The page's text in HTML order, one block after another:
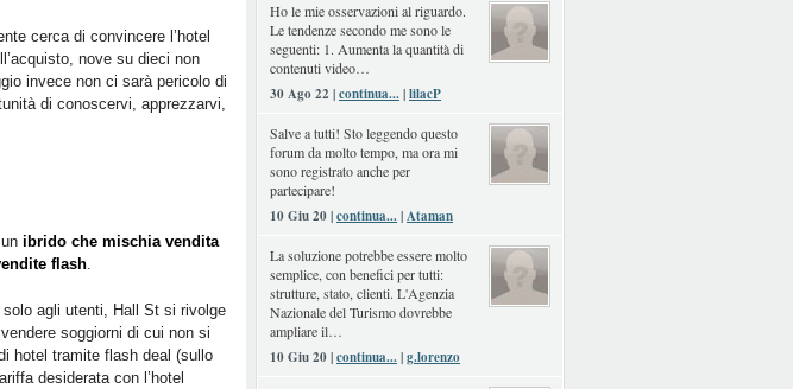
cerca di convincere l’hotel
nove su dieci non
invece non ci sarà pericolo di
di conoscervi, apprezzarvi,
ibrido che mischia vendita
flash.
agli utenti, Hall St si rivolge
soggiorni di cui non si
hotel tramite flash deal (sullo
desiderata con l’hotel
Ho le mie osservazioni al riguardo.
Le tendenze secondo me sono le
seguenti: 1. Aumenta la quantità di
contenuti video…
30 Ago 22 |continua...|lilacP
Salve a tutti! Sto leggendo questo
forum da molto tempo, ma ora mi
sono registrato anche per
partecipare!
10 Giu 20 |continua...|Ataman
La soluzione potrebbe essere molto
semplice, con benefici per tutti:
strutture, stato, clienti. L'Agenzia
Nazionale del Turismo dovrebbe
ampliare il…
10 Giu 20 |continua...|g.lorenzo